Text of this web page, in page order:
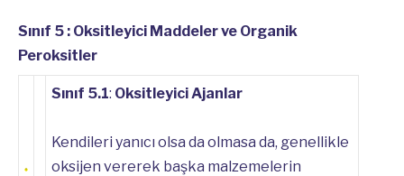
Sınıf 5 : Oksitleyici Maddeler ve Organik
Peroksitler
Sınıf 5.1: Oksitleyici Ajanlar
Kendileri yanıcı olsa da olmasa da, genellikle
oksijen vererek başka malzemelerin